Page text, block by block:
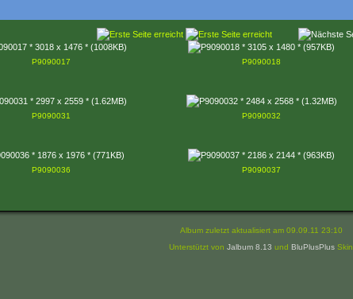
P9090017 P9090018
P9090031 P9090032
P9090036 P9090037
Album zuletzt aktualisiert am 09.09.11 23:10
Unterstützt von Jalbum 8.13 und BluPlusPlus Skin